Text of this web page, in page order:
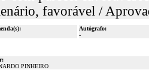
favorável /
Autógrafo:
-
PINHEIRO